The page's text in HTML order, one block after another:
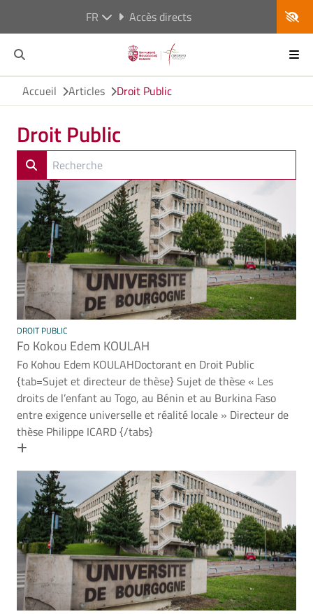
FR Accès directs
Accueil Articles Droit Public
Droit Public
DROIT PUBLIC
Fo Kokou Edem KOULAH
Fo Kohou Edem KOULAHDoctorant en Droit Public
{tab=Sujet et directeur de thèse} Sujet de thèse « Les
droits de l’enfant au Togo, au Bénin et au Burkina Faso
entre exigence universelle et réalité locale » Directeur de
thèse Philippe ICARD {/tabs}